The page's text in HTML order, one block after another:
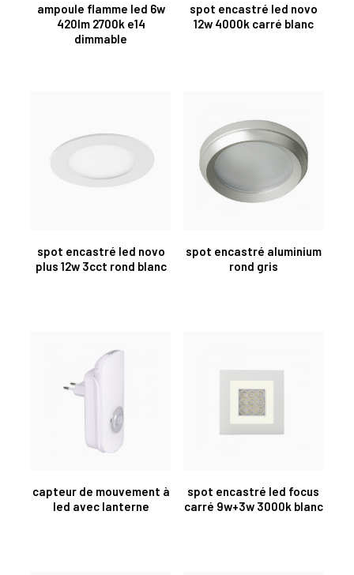
ampoule flamme led 6w
420lm 2700k e14
dimmable
spot encastré led novo
12w 4000k carré blanc
spot encastré led novo
plus 12w 3cct rond blanc
spot encastré aluminium
rond gris
capteur de mouvement à
led avec lanterne
spot encastré led focus
carré 9w+3w 3000k blanc